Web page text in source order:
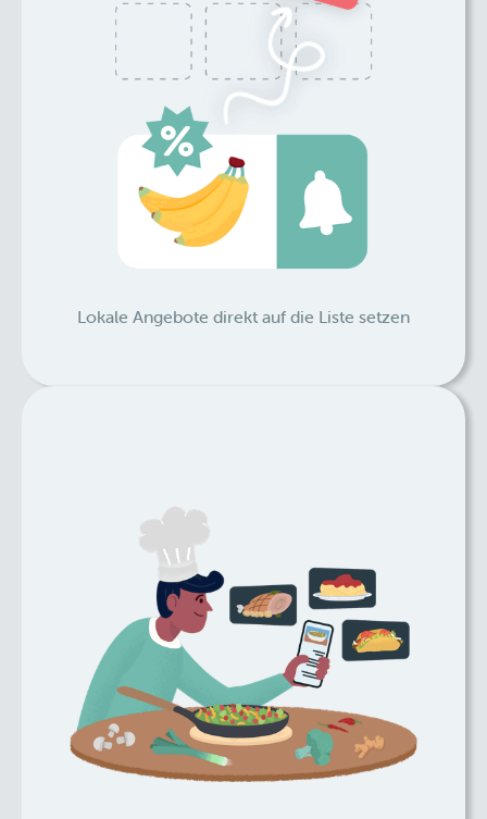
Lokale Angebote direkt auf die Liste setzen